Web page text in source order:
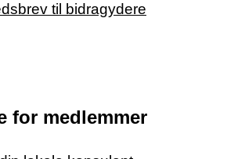
til bidragydere
for medlemmer